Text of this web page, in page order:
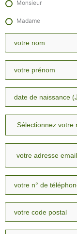
Monsieur
Madame